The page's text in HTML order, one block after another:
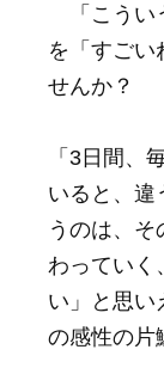
「こうい
を「すごい
せんか？
「3日間、
いると、違
うのは、
わっていく
い」と思い
の感性の片